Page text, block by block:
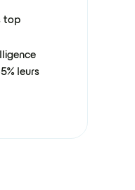
top
leurs